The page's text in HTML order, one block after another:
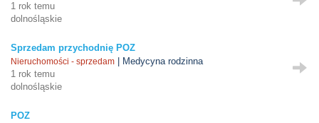
1 rok temu
dolnośląskie
Sprzedam przychodnię POZ
Nieruchomości - sprzedam | Medycyna rodzinna
1 rok temu
dolnośląskie
POZ